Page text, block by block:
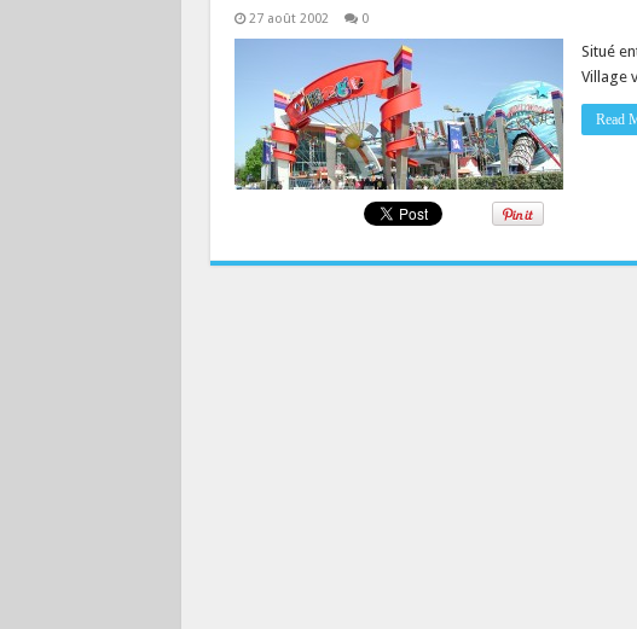
27 août 2002 0
Situé
Village
Read